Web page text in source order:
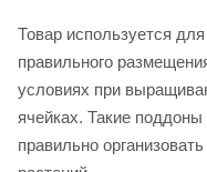
Товар используется
правильного
условиях при
ячейках. Такие
правильно